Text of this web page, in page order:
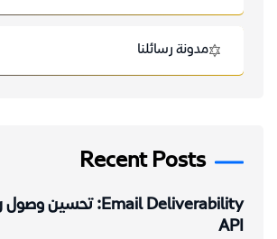
مدونة رسائلنا
Recent Posts
API